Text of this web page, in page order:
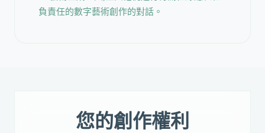
負責任的數字藝術創作的對話。
您的創作權利